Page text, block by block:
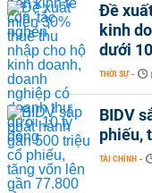
Đề
kinh
dưới
THỜI SỰ -
BIDV
phiếu,
TÀI CHÍNH -